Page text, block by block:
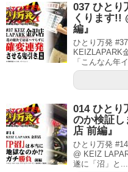
037 ひとり
くります!!
編』
ひとり万発
KEIZLAPARK
「こんなん年
014 ひとり
のか検証
店 前編』
ひとり万発
@ KEIZ
遂に「沼」と...